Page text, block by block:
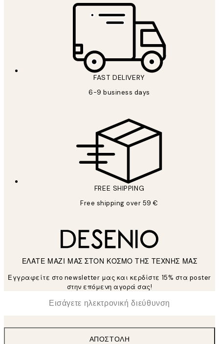
FAST DELIVERY
6-9 business days
FREE SHIPPING
Free shipping over 59 €
ΕΛΑΤΕ ΜΑΖΙ ΜΑΣ ΣΤΟΝ ΚΟΣΜΟ ΤΗΣ ΤΕΧΝΗΣ ΜΑΣ
Εγγραφείτε στο newsletter μας και κερδίστε 15% στα poster
στην επόμενη αγορά σας!
Ηλεκτρονική Διεύθυνση
ΑΠΟΣΤΟΛΉ